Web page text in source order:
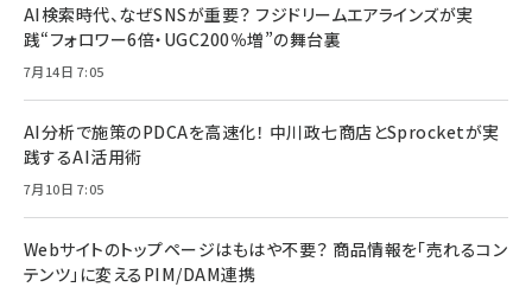
AI検索時代、なぜSNSが重要？ フジドリームエアラインズが実
践“フォロワー6倍・UGC200％増”の舞台裏
7月14日 7:05
AI分析で施策のPDCAを高速化！ 中川政七商店とSprocketが実
践するAI活用術
7月10日 7:05
Webサイトのトップページはもはや不要？ 商品情報を「売れるコン
テンツ」に変えるPIM/DAM連携